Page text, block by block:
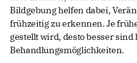
Bildgebung helfen dabei,
frühzeitig zu erkennen. Je
gestellt wird, desto besser sind
Behandlungsmöglichkeiten.